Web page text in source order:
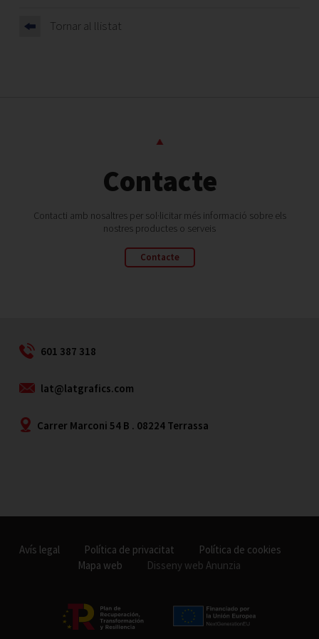
Tornar al llistat
Contacte
Contacti amb nosaltres per sol·licitar més informació sobre els
nostres productes o serveis
Contacte
601 387 318
lat@latgrafics.com
Carrer Marconi 54 B . 08224 Terrassa
Avís legal Política de privacitat
Política de cookies
Mapa web
Disseny web Anunzia